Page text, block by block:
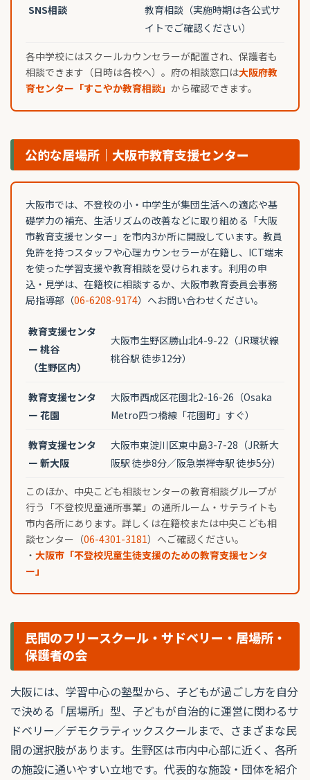
SNS相談
教育相談（実施時期は各公式サ
イトでご確認ください）
各中学校にはスクールカウンセラーが配置され、保護者も
相談できます（日時は各校へ）。府の相談窓口は大阪府教
育センター「すこやか教育相談」 から確認できます。
公的な居場所｜大阪市教育支援センター
大阪市では、不登校の小・中学生が集団生活への適応や基
礎学力の補充、生活リズムの改善などに取り組める「大阪
市教育支援センター」を市内3か所に開設しています。教員
免許を持つスタッフや心理カウンセラーが在籍し、ICT端末
を使った学習支援や教育相談を受けられます。利用の申
込・見学は、在籍校に相談するか、大阪市教育委員会事務
局指導部（06-6208-9174）へお問い合わせください。
教育支援センタ
ー 桃谷
（生野区内）
大阪市生野区勝山北4-9-22（JR環状線
桃谷駅 徒歩12分）
教育支援センタ
ー 花園
大阪市西成区花園北2-16-26（Osaka
Metro四つ橋線「花園町」すぐ）
教育支援センタ
ー 新大阪
大阪市東淀川区東中島3-7-28（JR新大
阪駅 徒歩8分／阪急崇禅寺駅 徒歩5分）
このほか、中央こども相談センターの教育相談グループが
行う「不登校児童通所事業」の通所ルーム・サテライトも
市内各所にあります。詳しくは在籍校または中央こども相
談センター（06-4301-3181）へご確認ください。
・ 大阪市「不登校児童生徒支援のための教育支援センタ
ー」
民間のフリースクール・サドベリー・居場所・
保護者の会
大阪には、学習中心の塾型から、子どもが過ごし方を自分
で決める「居場所」型、子どもが自治的に運営に関わるサ
ドベリー／デモクラティックスクールまで、さまざまな民
間の選択肢があります。生野区は市内中心部に近く、各所
の施設に通いやすい立地です。代表的な施設・団体を紹介